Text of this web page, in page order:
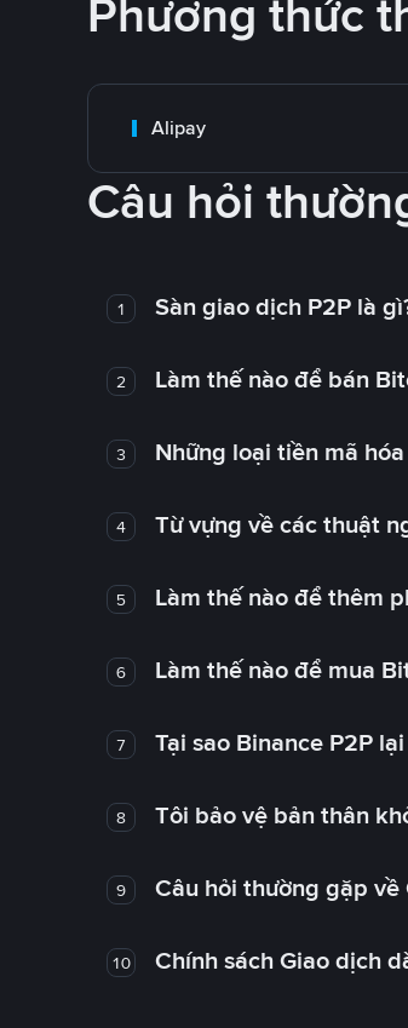
Phương thức
Alipay
Câu hỏi
1 Sàn giao dịch P2P là
2 Làm thế nào để bán
3 Những loại tiền mã
4 Từ vựng về các thuật
5 Làm thế nào để thêm
6 Làm thế nào để mua
7 Tại sao Binance P2P
8 Tôi bảo vệ bản thân
9 Câu hỏi thường gặp
10 Chính sách Giao dịch